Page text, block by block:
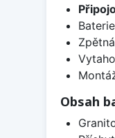
Obsah